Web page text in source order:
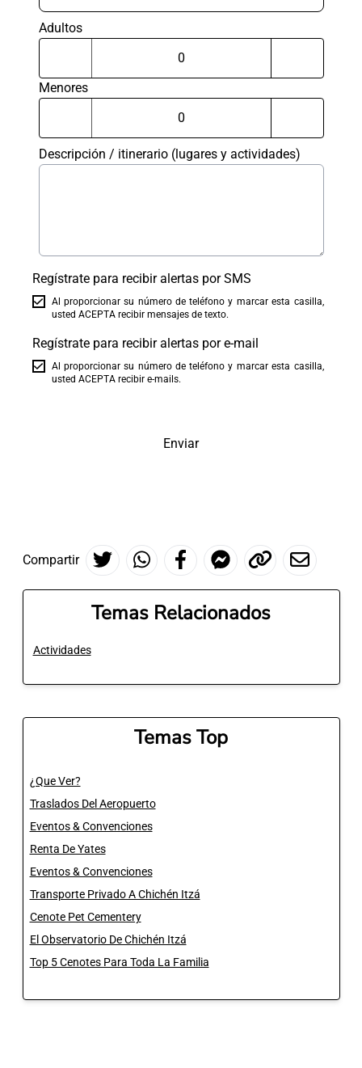
Adultos
Menores
Descripción / itinerario (lugares y actividades)
Regístrate para recibir alertas por SMS
Al proporcionar su número de teléfono y marcar esta casilla,
usted ACEPTA recibir mensajes de texto.
Regístrate para recibir alertas por e-mail
Al proporcionar su número de teléfono y marcar esta casilla,
usted ACEPTA recibir e-mails.
Enviar
Compartir
Temas Relacionados
Actividades
Temas Top
¿Que Ver?
Traslados Del Aeropuerto
Eventos & Convenciones
Renta De Yates
Eventos & Convenciones
Transporte Privado A Chichén Itzá
Cenote Pet Cementery
El Observatorio De Chichén Itzá
Top 5 Cenotes Para Toda La Familia